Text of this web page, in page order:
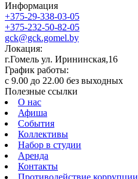
Информация
+375-29-338-03-05
+375-232-50-82-05
gck@gck.gomel.by
Локация:
г.Гомель ул. Ирининская,16
График работы:
с 9.00 до 22.00 без выходных
Полезные ссылки
О нас
Афиша
События
Коллективы
Набор в студии
Аренда
Контакты